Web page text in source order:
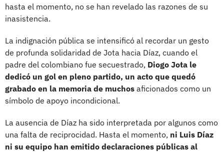
hasta el momento, no se han revelado las razones de su
inasistencia.
La indignación pública se intensificó al recordar un gesto
de profunda solidaridad de Jota hacia Díaz, cuando el
padre del colombiano fue secuestrado, Diogo Jota le
dedicó un gol en pleno partido, un acto que quedó
grabado en la memoria de muchos aficionados como un
símbolo de apoyo incondicional.
La ausencia de Díaz ha sido interpretada por algunos como
una falta de reciprocidad. Hasta el momento, ni Luis Díaz
ni su equipo han emitido declaraciones públicas al